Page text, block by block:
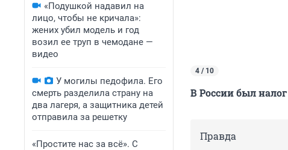
«Подушкой надавил на
лицо, чтобы не кричала»:
жених убил модель и год
возил ее труп в чемодане —
видео
У могилы педофила. Его
смерть разделила страну на
два лагеря, а защитника детей
отправила за решетку
«Простите нас за всё». С
4 / 10
В России был
Правда